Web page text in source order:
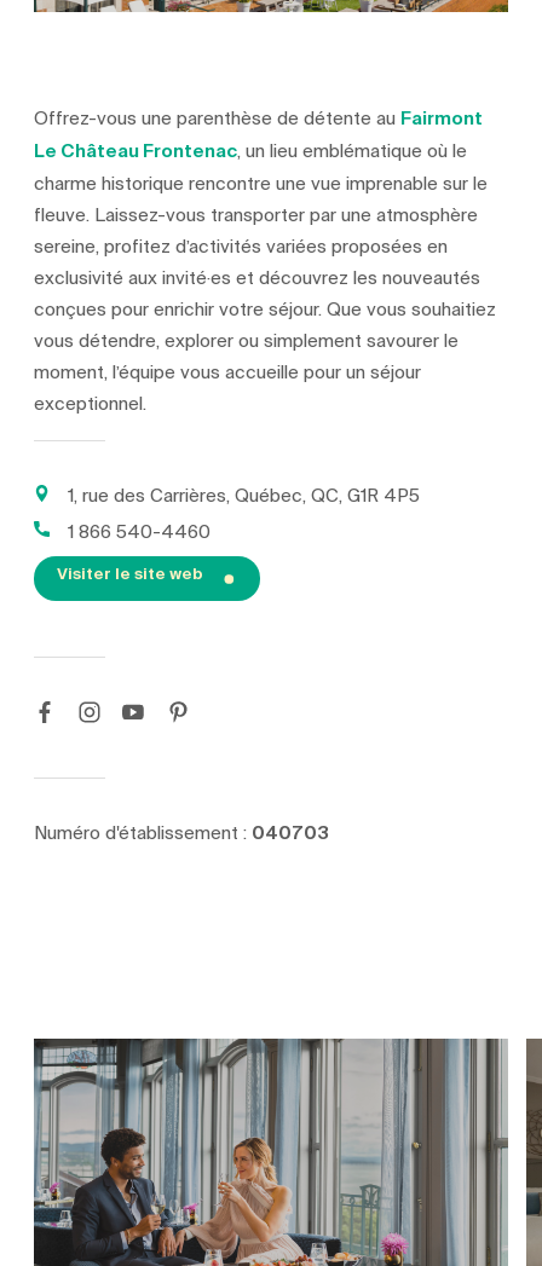
Offrez-vous une parenthèse de détente au Fairmont
Le Château Frontenac, un lieu emblématique où le
charme historique rencontre une vue imprenable sur le
fleuve. Laissez-vous transporter par une atmosphère
sereine, profitez d’activités variées proposées en
exclusivité aux invité·es et découvrez les nouveautés
conçues pour enrichir votre séjour. Que vous souhaitiez
vous détendre, explorer ou simplement savourer le
moment, l’équipe vous accueille pour un séjour
exceptionnel.
1, rue des Carrières, Québec, QC, G1R 4P5
1 866 540-4460
Visiter le site web
Numéro d'établissement : 040703